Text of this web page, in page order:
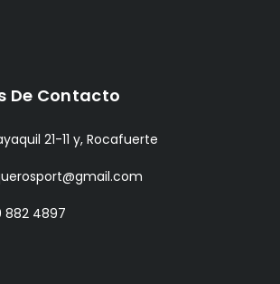
De Contacto
21-11 y, Rocafuerte
882 4897